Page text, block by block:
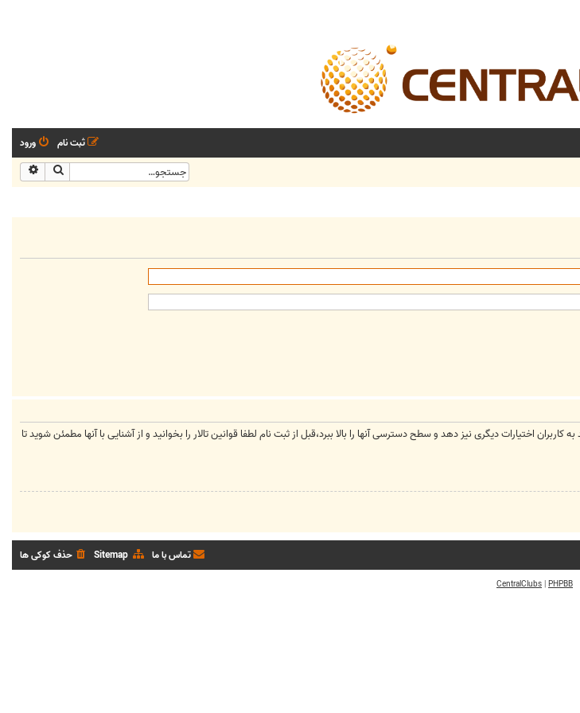
ورود
ثبت نام
جستجو
اختیارات دیگری نیز دهد و سطح دسترسی آنها را بالا ببرد،قبل از ثبت نام لطفا قوانین تالار را بخوانید و از آشنایی با آنها مطمئن شوید تا
حذف کوکی ها Sitemap تماس با ما
PHPBB
|
CentralClubs